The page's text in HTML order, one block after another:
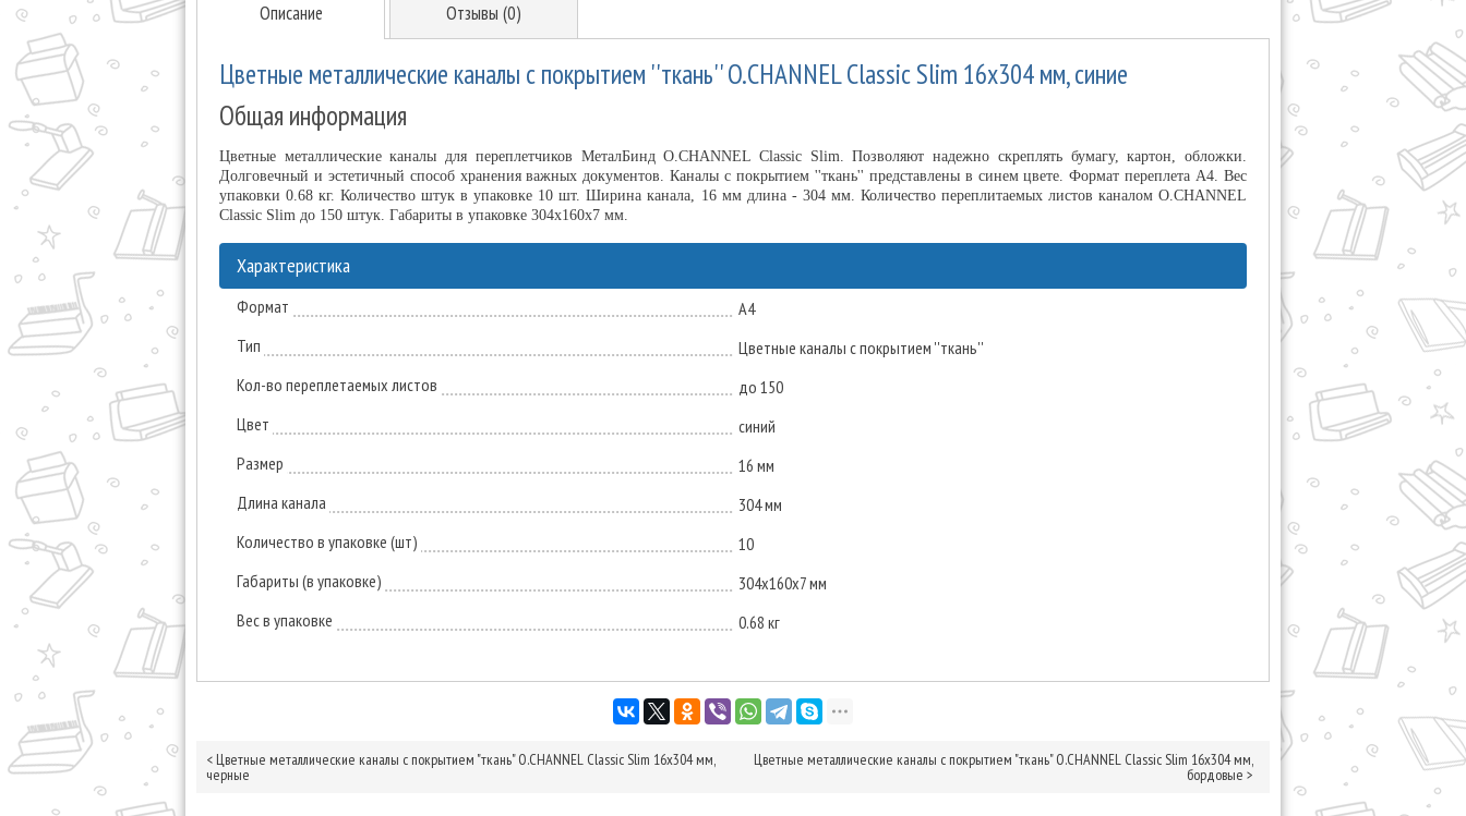
Описание Отзывы (0)
Цветные металлические каналы с покрытием ''ткань'' O.CHANNEL Classic Slim 16х304 мм, синие
Общая информация
Цветные металлические каналы для переплетчиков МеталБинд O.CHANNEL Classic Slim. Позволяют надежно скреплять бумагу, картон, обложки.
Долговечный и эстетичный способ хранения важных документов. Каналы с покрытием ''ткань'' представлены в синем цвете. Формат переплета А4. Вес
упаковки 0.68 кг. Количество штук в упаковке 10 шт. Ширина канала, 16 мм длина - 304 мм. Количество переплитаемых листов каналом O.CHANNEL
Classic Slim до 150 штук. Габариты в упаковке 304х160х7 мм.
Характеристика
Формат
А4
Тип
Цветные каналы с покрытием ''ткань''
Кол-во переплетаемых листов
до 150
Цвет
синий
Размер
16 мм
Длина канала
304 мм
Количество в упаковке (шт)
10
Габариты (в упаковке)
304х160х7 мм
Вес в упаковке
0.68 кг
< Цветные металлические каналы с покрытием "ткань" O.CHANNEL Classic Slim 16х304 мм,
черные
Цветные металлические каналы с покрытием "ткань" O.CHANNEL Classic Slim 16х304 мм,
бордовые >